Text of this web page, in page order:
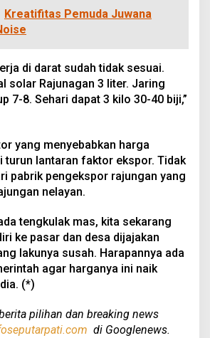
Kreatifitas Pemuda Juwana
di darat sudah tidak sesuai.
solar Rajunagan 3 liter. Jaring
7-8. Sehari dapat 3 kilo 30-40 biji,”
yang menyebabkan harga
turun lantaran faktor ekspor. Tidak
pabrik pengekspor rajungan yang
nelayan.
tengkulak mas, kita sekarang
ke pasar dan desa dijajakan
lakunya susah. Harapannya ada
agar harganya ini naik
(*)
pilihan dan breaking news
di Googlenews.